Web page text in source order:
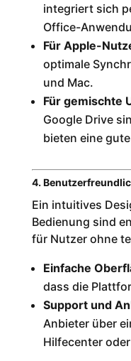
integriert sich
Office-
Für Apple-
optimale
und Mac.
Für gemischte
Google Drive
bieten eine
4.
Ein intuitives
Bedienung sind
für Nutzer ohne
Einfache
dass die
Support und
Anbieter über
Hilfecenter